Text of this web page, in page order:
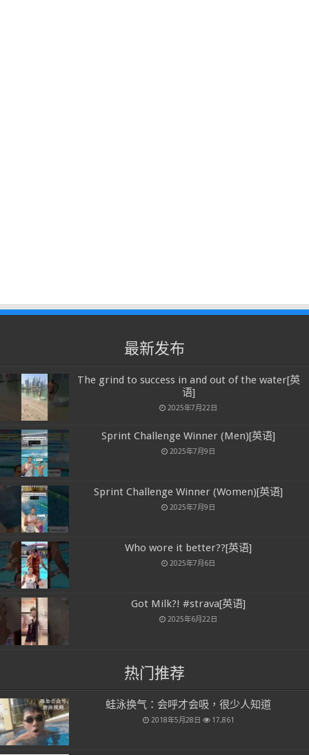
最新发布
The grind to success in and out of the water[英
语]
2025年7月22日
Sprint Challenge Winner (Men)[英语]
2025年7月9日
Sprint Challenge Winner (Women)[英语]
2025年7月9日
Who wore it better??[英语]
2025年7月6日
Got Milk?! #strava[英语]
2025年6月22日
热门推荐
蛙泳换气：会呼才会吸，很少人知道
2018年5月28日 17,861